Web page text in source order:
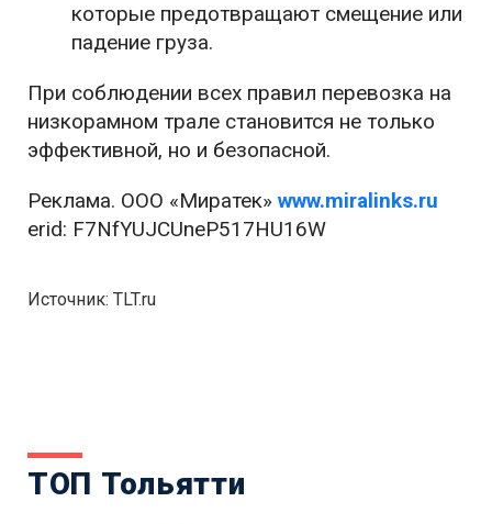
которые предотвращают смещение или
падение груза.
При соблюдении всех правил перевозка на
низкорамном трале становится не только
эффективной, но и безопасной.
Реклама. ООО «Миратек» www.miralinks.ru
erid: F7NfYUJCUneP517HU16W
Источник: TLT.ru
ТОП Тольятти